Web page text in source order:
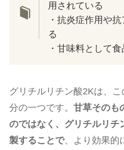
用されている
・抗炎症作用や
る
・甘味料として
グリチルリチン酸2Kは、
分の一つです。 甘草そのも
のではなく、グリチルリチ
製することで、より効果的